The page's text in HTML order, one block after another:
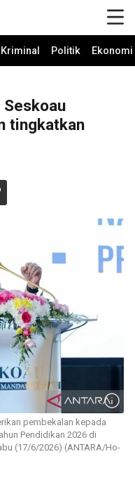
Politik
tingkatkan
pembekalan kepada
Pendidikan 2026 di
(17/6/2026) (ANTARA/Ho-